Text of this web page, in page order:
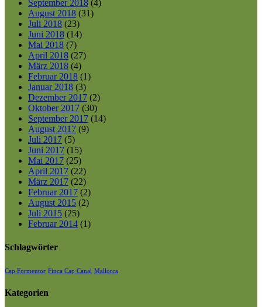
September 2018 (4)
August 2018 (31)
Juli 2018 (23)
Juni 2018 (14)
Mai 2018 (7)
April 2018 (27)
März 2018 (4)
Februar 2018 (1)
Januar 2018 (3)
Dezember 2017 (2)
Oktober 2017 (30)
September 2017 (14)
August 2017 (9)
Juli 2017 (5)
Juni 2017 (15)
Mai 2017 (25)
April 2017 (22)
März 2017 (22)
Februar 2017 (2)
August 2015 (2)
Juli 2015 (25)
Februar 2014 (1)
Schlagwörter
Cap Formentor Finca Cap Canal Mallorca
Kategorien